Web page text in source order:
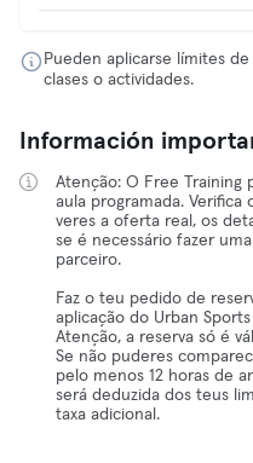
Pueden aplicarse límites
clases o actividades.
Información
Atenção: O Free Training
aula programada.
veres a oferta real, os
se é necessário fazer
parceiro.
Faz o teu pedido de
aplicação do Urban
Atenção, a reserva só é
Se não puderes
pelo menos 12 horas de
será deduzida dos teus
taxa adicional.